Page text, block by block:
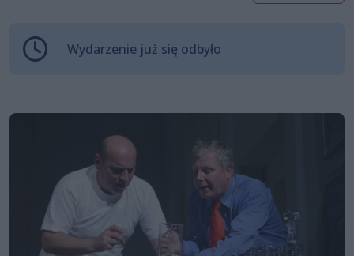
Wydarzenie już się odbyło